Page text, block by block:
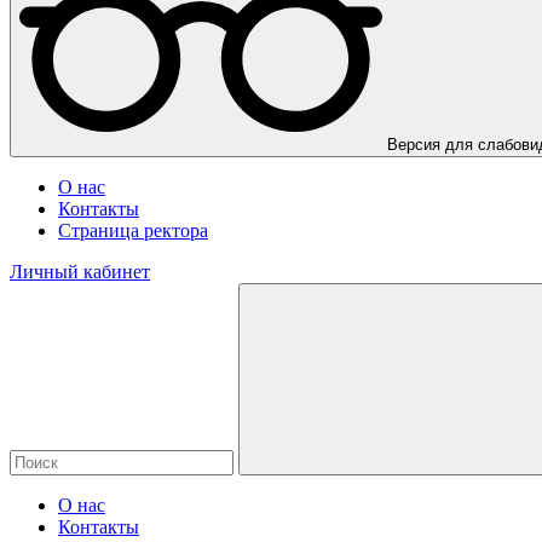
Версия для
О нас
Контакты
Страница ректора
Личный кабинет
О нас
Контакты